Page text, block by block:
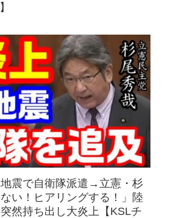
地震で自衛隊派遣→立憲・杉
い！ヒアリングする！」陸
然持ち出し大炎上【KSLチ